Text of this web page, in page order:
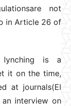
not
in Article 26 of
lynching is a
it on the time,
at journals(El
interview on